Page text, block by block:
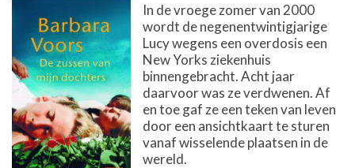
In de vroege zomer van 2000
wordt de negenentwintigjarige
Lucy wegens een overdosis een
New Yorks ziekenhuis
binnengebracht. Acht jaar
daarvoor was ze verdwenen. Af
en toe gaf ze een teken van leven
door een ansichtkaart te sturen
vanaf wisselende plaatsen in de
wereld.